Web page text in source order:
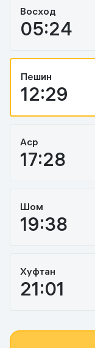
Восход
05:24
Пешин
12:29
Аср
17:28
Шом
19:38
Хуфтан
21:01